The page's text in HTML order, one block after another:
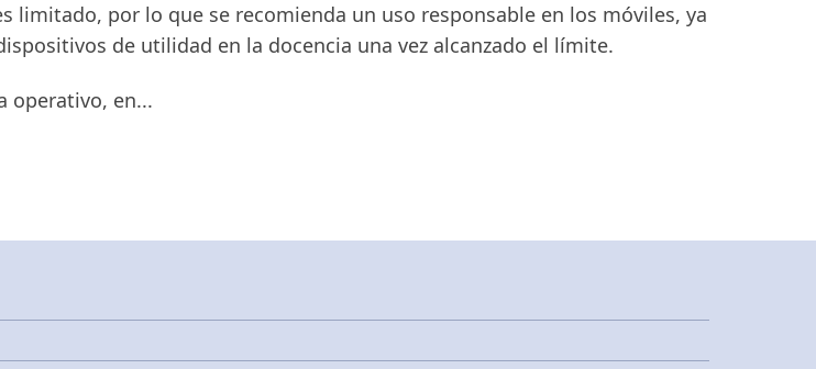
limitado, por lo que se recomienda un uso responsable en los móviles, ya
de utilidad en la docencia una vez alcanzado el límite.
operativo, en...